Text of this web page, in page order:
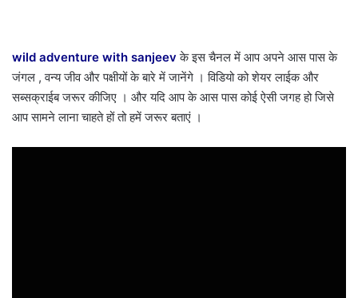
wild adventure with sanjeev के इस चैनल में आप अपने आस पास के
जंगल , वन्य जीव और पक्षीयों के बारे में जानेंगे । विडियो को शेयर लाईक और
सब्सक्राईब जरूर कीजिए । और यदि आप के आस पास कोई ऐसी जगह हो जिसे
आप सामने लाना चाहते हों तो हमें जरूर बताएं ।